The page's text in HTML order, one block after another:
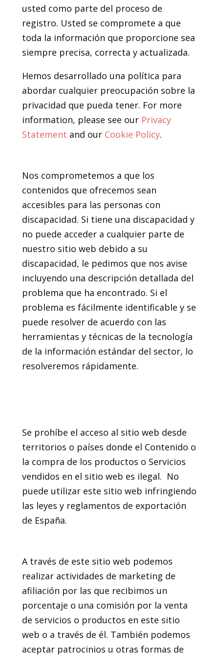
usted como parte del proceso de
registro. Usted se compromete a que
toda la información que proporcione sea
siempre precisa, correcta y actualizada.
Hemos desarrollado una política para
abordar cualquier preocupación sobre la
privacidad que pueda tener. For more
information, please see our Privacy
Statement and our Cookie Policy.
Nos comprometemos a que los
contenidos que ofrecemos sean
accesibles para las personas con
discapacidad. Si tiene una discapacidad y
no puede acceder a cualquier parte de
nuestro sitio web debido a su
discapacidad, le pedimos que nos avise
incluyendo una descripción detallada del
problema que ha encontrado. Si el
problema es fácilmente identificable y se
puede resolver de acuerdo con las
herramientas y técnicas de la tecnología
de la información estándar del sector, lo
resolveremos rápidamente.
Se prohíbe el acceso al sitio web desde
territorios o países donde el Contenido o
la compra de los productos o Servicios
vendidos en el sitio web es ilegal. No
puede utilizar este sitio web infringiendo
las leyes y reglamentos de exportación
de España.
A través de este sitio web podemos
realizar actividades de marketing de
afiliación por las que recibimos un
porcentaje o una comisión por la venta
de servicios o productos en este sitio
web o a través de él. También podemos
aceptar patrocinios u otras formas de